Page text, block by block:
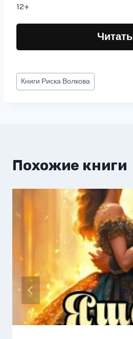
12+
Читать
Метки
записи:
Книги Риска Волкова
Похожие книги